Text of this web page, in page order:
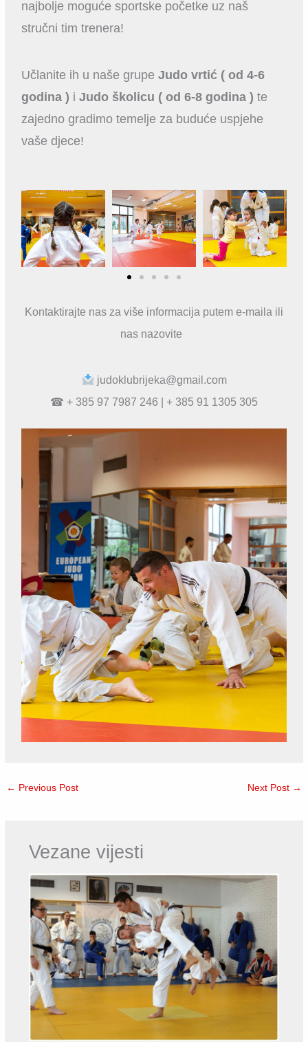
najbolje moguće sportske početke uz naš
stručni tim trenera!
Učlanite ih u naše grupeJudo vrtić ( od 4-6
godina ) iJudo školicu ( od 6-8 godina ) te
zajedno gradimo temelje za buduće uspjehe
vaše djece!
Kontaktirajte nas za više informacija putem e-maila ili
nas nazovite
judoklubrijeka@gmail.com
☎ + 385 97 7987 246 | + 385 91 1305 305
treninga Judo vrtić i Judo
školica
Pogledajte sve fotografije
← Previous Post Next Post →
Vezane vijesti